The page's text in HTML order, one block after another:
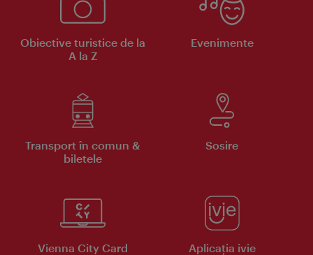
Obiective turistice de la
A la Z
Evenimente
Transport în comun &
biletele
Sosire
Vienna City Card Aplicaţia ivie